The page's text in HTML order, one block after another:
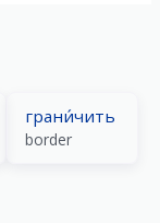
грани́чить
border